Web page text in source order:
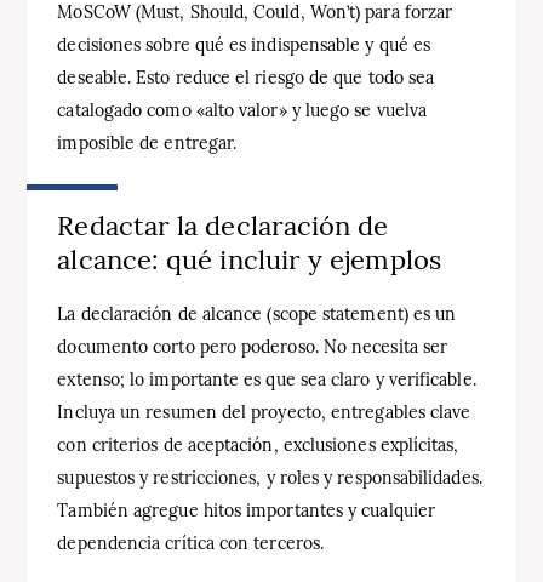
MoSCoW (Must, Should, Could, Won’t) para forzar
decisiones sobre qué es indispensable y qué es
deseable. Esto reduce el riesgo de que todo sea
catalogado como «alto valor» y luego se vuelva
imposible de entregar.
Redactar la declaración de
alcance: qué incluir y ejemplos
La declaración de alcance (scope statement) es un
documento corto pero poderoso. No necesita ser
extenso; lo importante es que sea claro y verificable.
Incluya un resumen del proyecto, entregables clave
con criterios de aceptación, exclusiones explícitas,
supuestos y restricciones, y roles y responsabilidades.
También agregue hitos importantes y cualquier
dependencia crítica con terceros.